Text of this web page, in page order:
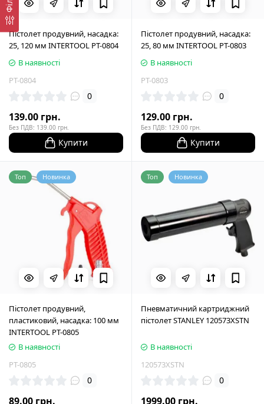
Пістолет продувний, насадка:
25, 120 мм INTERTOOL PT-0804
В наявності
PT-0804
0
139.00 грн.
Без ПДВ: 139.00 грн.
Купити
Пістолет продувний, насадка:
25, 80 мм INTERTOOL PT-0803
В наявності
PT-0803
0
129.00 грн.
Без ПДВ: 129.00 грн.
Купити
Топ Новинка
Пістолет продувний,
пластиковий, насадка: 100 мм
INTERTOOL PT-0805
В наявності
PT-0805
0
89.00 грн.
Топ Новинка
Пневматичний картриджний
пістолет STANLEY 120573XSTN
В наявності
120573XSTN
0
1999.00 грн.